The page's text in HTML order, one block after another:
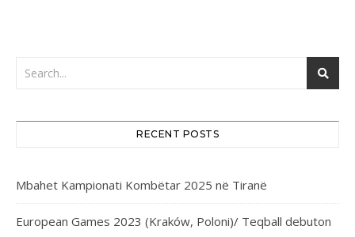
RECENT POSTS
Mbahet Kampionati Kombëtar 2025 në Tiranë
European Games 2023 (Kraków, Poloni)/ Teqball debuton